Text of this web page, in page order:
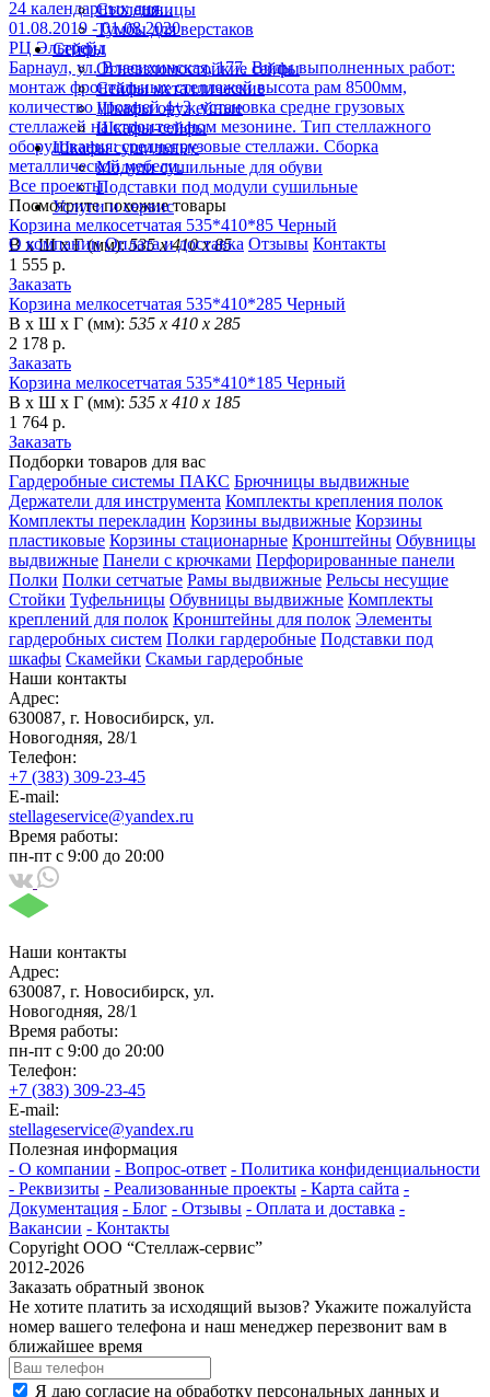
Столешницы
Тумбы для верстаков
Сейфы
Огневзломостойкие сейфы
Сейфы металлические
Шкафы оружейные
Шкафы-сейфы
Шкафы сушильные
Модули сушильные для обуви
Подставки под модули сушильные
Услуги и сервис
О компании Оплата и доставка Отзывы Контакты
24 календарных дня. .
01.08.2019 - 01.08.2020
РЦ Эльтрейд
Барнаул, ул. Власихинская, 177. Виды выполненных работ:
монтаж фронтальных стеллажей высота рам 8500мм,
количество уровней 4+3, установка средне грузовых
стеллажей на строительном мезонине. Тип стеллажного
оборудования: среднегрузовые стеллажи. Сборка
металлической мебели.
Все проекты
Посмотрите похожие товары
Корзина мелкосетчатая 535*410*85 Черный
В х Ш х Г (мм):535 х 410 х 85
1 555 р.
Заказать
Корзина мелкосетчатая 535*410*285 Черный
В х Ш х Г (мм): 535 х 410 х 285
2 178 р.
Заказать
Корзина мелкосетчатая 535*410*185 Черный
В х Ш х Г (мм): 535 х 410 х 185
1 764 р.
Заказать
Подборки товаров для вас
Гардеробные системы ПАКС Брючницы выдвижные
Держатели для инструмента Комплекты крепления полок
Комплекты перекладин Корзины выдвижные Корзины
пластиковые Корзины стационарные Кронштейны Обувницы
выдвижные Панели с крючками Перфорированные панели
Полки Полки сетчатые Рамы выдвижные Рельсы несущие
Стойки Туфельницы Обувницы выдвижные Комплекты
креплений для полок Кронштейны для полок Элементы
гардеробных систем Полки гардеробные Подставки под
шкафы Скамейки Скамьи гардеробные
Наши контакты
Адрес:
630087, г. Новосибирск, ул.
Новогодняя, 28/1
Телефон:
+7 (383) 309-23-45
E-mail:
stellageservice@yandex.ru
Время работы:
пн-пт с 9:00 до 20:00
Наши контакты
Адрес:
630087, г. Новосибирск, ул.
Новогодняя, 28/1
Время работы:
пн-пт с 9:00 до 20:00
Телефон:
+7 (383) 309-23-45
E-mail:
stellageservice@yandex.ru
Полезная информация
- О компании - Вопрос-ответ - Политика конфиденциальности
- Реквизиты - Реализованные проекты - Карта сайта -
Документация - Блог - Отзывы - Оплата и доставка -
Вакансии - Контакты
Copyright ООО “Стeллаж-сервис”
2012-2026
Заказать обратный звонок
Не хотите платить за исходящий вызов? Укажите пожалуйста
номер вашего телефона и наш менеджер перезвонит вам в
ближайшее время
Я даю согласие на обработку персональных данных и